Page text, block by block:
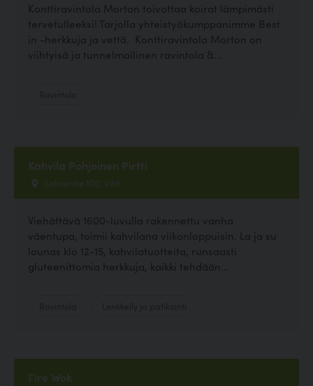
Konttiravintola Morton toivottaa koirat lämpimästi
tervetulleeksi! Tarjolla yhteistyökumppanimme Best
in -herkkuja ja vettä. Konttiravintola Morton on
viihtyisä ja tunnelmallinen ravintola &...
Kahvila Pohjoinen Pirtti
Salmentie 100, Vihti
Viehättävä 1600-luvulla rakennettu vanha
väentupa, toimii kahvilana viikonloppuisin. La ja su
lounas klo 12-15, kahvilatuotteita, runsaasti
gluteenittomia herkkuja, kaikki tehdään...
Fire Wok